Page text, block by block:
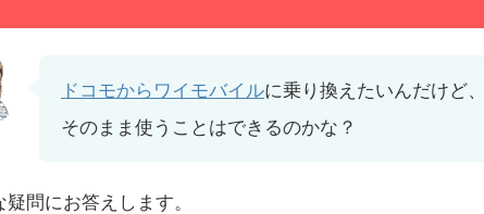
ドコモからワイモバイルに乗り換えたいんだけど
そのまま使うことはできるのかな？
疑問にお答えします。